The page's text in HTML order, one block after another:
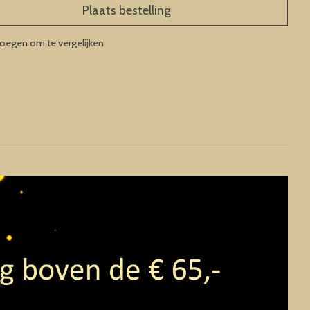
Plaats bestelling
om te vergelijken